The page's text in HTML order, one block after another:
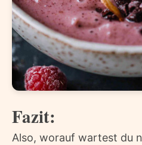
Fazit:
Also, worauf wartest du